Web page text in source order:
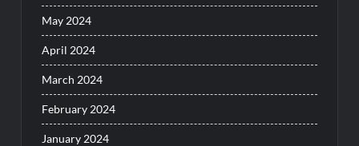
May 2024
April 2024
March 2024
February 2024
January 2024